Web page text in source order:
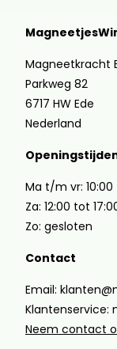
Magneetkracht
Parkweg 82
6717 HW Ede
Nederland
Ma t/m vr: 10:00
Za: 12:00 tot
Zo: gesloten
Contact
Email:
Klantenservice:
Neem contact